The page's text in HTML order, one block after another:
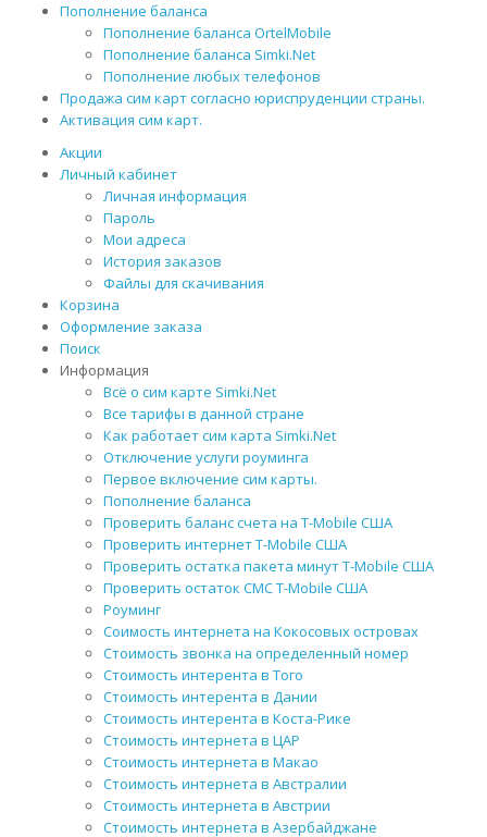
Пополнение баланса
Пополнение баланса OrtelMobile
Пополнение баланса Simki.Net
Пополнение любых телефонов
Продажа сим карт согласно юриспруденции страны.
Активация сим карт.
Акции
Личный кабинет
Личная информация
Пароль
Мои адреса
История заказов
Файлы для скачивания
Корзина
Оформление заказа
Поиск
Информация
Всё о сим карте Simki.Net
Все тарифы в данной стране
Как работает сим карта Simki.Net
Отключение услуги роуминга
Первое включение сим карты.
Пополнение баланса
Проверить баланс счета на T-Mobile США
Проверить интернет T-Mobile США
Проверить остатка пакета минут T-Mobile США
Проверить остаток СМС T-Mobile США
Роуминг
Соимость интернета на Кокосовых островах
Стоимость звонка на определенный номер
Стоимость интерента в Того
Стоимость интерента в Дании
Стоимость интерента в Коста-Рике
Стоимость интернета в ЦАР
Стоимость интернета в Макао
Стоимость интернета в Австралии
Стоимость интернета в Австрии
Стоимость интернета в Азербайджане